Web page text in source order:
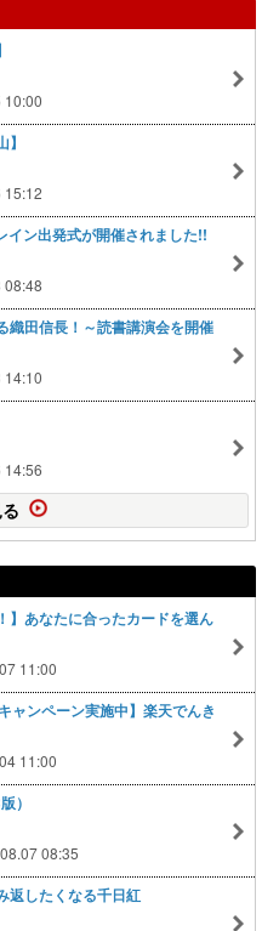
10:00
15:12
ン出発式が開催されました!!
08:48
織田信長！～読書講演会を開催
14:10
14:56
】あなたに合ったカードを選ん
11:00
ャンペーン実施中】楽天でんき
11:00
）
08:35
返したくなる千日紅